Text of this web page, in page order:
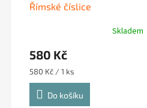
Římské číslice
Skladem
580 Kč
Měrná
cena:
580 Kč / 1 ks
Do košíku